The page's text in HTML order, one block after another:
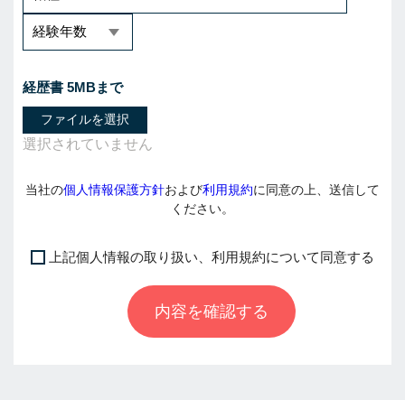
経歴書 5MBまで
ファイルを選択
当社の個人情報保護方針および利用規約に同意の上、送信して
ください。
上記個人情報の取り扱い、利用規約について同意する
内容を確認する